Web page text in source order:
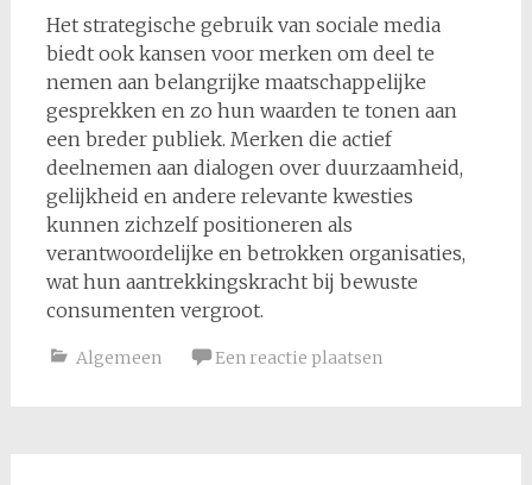
Het strategische gebruik van sociale media
biedt ook kansen voor merken om deel te
nemen aan belangrijke maatschappelijke
gesprekken en zo hun waarden te tonen aan
een breder publiek. Merken die actief
deelnemen aan dialogen over duurzaamheid,
gelijkheid en andere relevante kwesties
kunnen zichzelf positioneren als
verantwoordelijke en betrokken organisaties,
wat hun aantrekkingskracht bij bewuste
consumenten vergroot.
Algemeen Een reactie plaatsen